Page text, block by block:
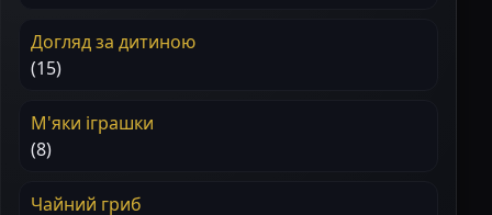
Догляд за дитиною
(15)
М'яки іграшки
(8)
Чайний гриб